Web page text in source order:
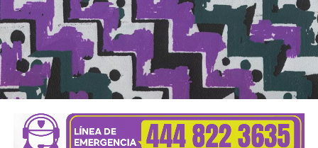
violencias hacia la sexo-diversidad se reproducen en los
espacios menos esperados.
La diversidad sexual forma parte de la dinámica social
actual, se concatena con los procesos culturales y ha dado
como resultado un abanico que abre las puertas para la
incautos tradicionalistas, que, aferrados a un status quo
dominante, buscas oprimir las libertades humanas.